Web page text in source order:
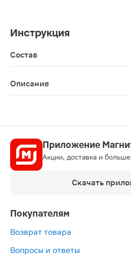
Инструкция
Состав
Описание
Приложение
Акции, доставка и
Скачать
Покупателям
Возврат товара
Вопросы и ответы